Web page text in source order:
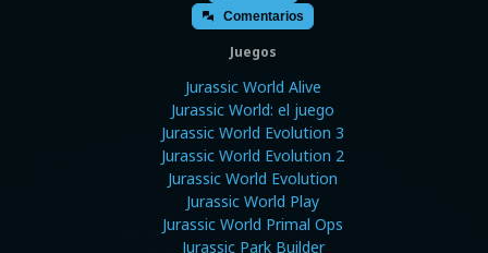
Comentarios
Juegos
Jurassic World Alive
Jurassic World: el juego
Jurassic World Evolution 3
Jurassic World Evolution 2
Jurassic World Evolution
Jurassic World Play
Jurassic World Primal Ops
Jurassic Park Builder